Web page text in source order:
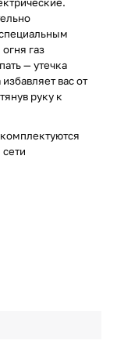
газ
— утечка
вас от
руку к